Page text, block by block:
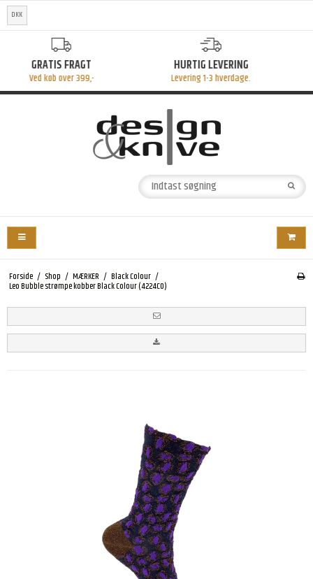
DKK
HURTIG LEVERING
Levering 1-3 hverdage.
STORT UDVALG
Mange fine produkter
Forside / Shop / MÆRKER / Black Colour /
Leo Bubble strømpe kobber Black Colour (4224CO)